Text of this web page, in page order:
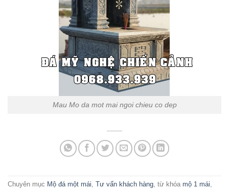
Mau Mo da mot mai ngoi chieu co dep
Chuyên mục Mộ đá một mái, Tư vấn khách hàng, từ khóa mộ 1 mái,